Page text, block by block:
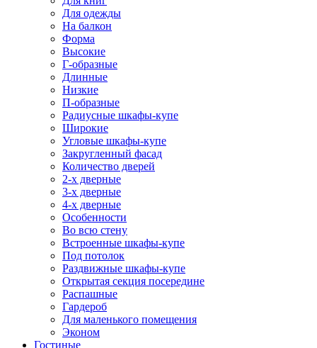
Для одежды
На балкон
Форма
Высокие
Г-образные
Длинные
Низкие
П-образные
Радиусные шкафы-купе
Широкие
Угловые шкафы-купе
Закругленный фасад
Количество дверей
2-х дверные
3-х дверные
4-х дверные
Особенности
Во всю стену
Встроенные шкафы-купе
Под потолок
Раздвижные шкафы-купе
Открытая секция посередине
Распашные
Гардероб
Для маленького помещения
Эконом
Гостиные